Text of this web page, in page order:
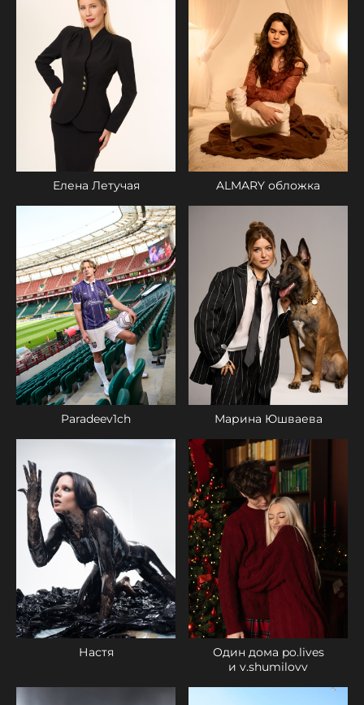
Елена Летучая ALMARY обложка
Paradeev1ch Марина Юшваева
Настя
Один дома po.lives
и v.shumilovv